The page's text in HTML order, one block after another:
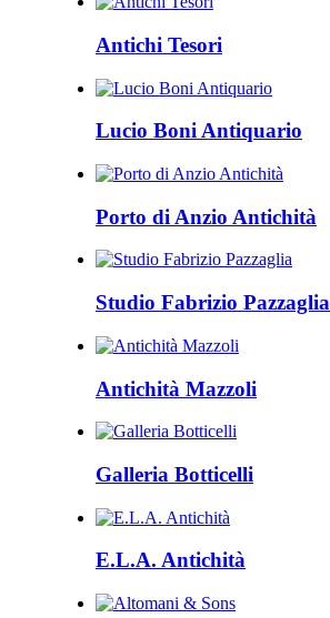
Antichi Tesori
Lucio Boni Antiquario
Porto di Anzio Antichità
Studio Fabrizio Pazzaglia
Antichità Mazzoli
Galleria Botticelli
E.L.A. Antichità